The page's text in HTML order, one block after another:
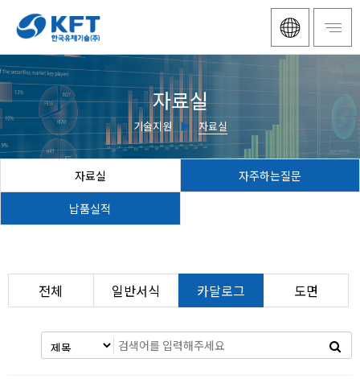
자료실
기술지원 ▶ 자료실
자료실 자주하는질문
납품실적
전체 일반서식 카달로그 도면